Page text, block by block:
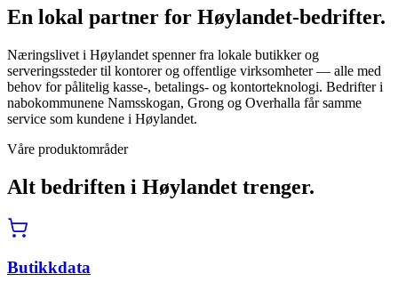
En lokal partner for Høylandet-bedrifter.
Næringslivet i Høylandet spenner fra lokale butikker og
serveringssteder til kontorer og offentlige virksomheter — alle med
behov for pålitelig kasse-, betalings- og kontorteknologi. Bedrifter i
nabokommunene Namsskogan, Grong og Overhalla får samme
service som kundene i Høylandet.
Våre produktområder
Alt bedriften i Høylandet trenger.
Butikkdata